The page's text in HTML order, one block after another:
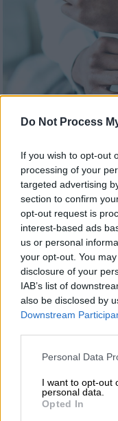
Do Not Process
If you wish to opt-out
processing of your
targeted advertising
section to confirm
opt-out request is
interest-based ads
us or personal
your opt-out. You
disclosure of your
IAB’s list of
also be disclosed by
Downstream
Please note that this
not limited to your
grant or deny
use your data for
Personal Data
I want to opt-out
personal data.
Opted In
άνδρας- ρολόι/unsplash
Οφθαλμίατρος
απέκρυπτε
ακριβά
Από την
Αστυνομίας
υπόθεσημη
απόκρυψης
αγοράς
οφθαλμίατρο
Είχε